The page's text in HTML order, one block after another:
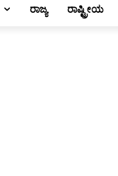
ರಾಜ್ಯ ರಾಷ್ಟ್ರೀಯ